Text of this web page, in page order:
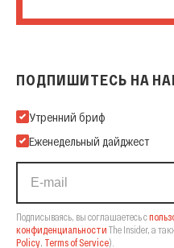
ПОДПИШИТЕСЬ НА
Подпишитесь на нашу Email-
Утренний бриф
Еженедельный дайджест
Подписываясь, вы соглашаетесь с
конфиденциальности The Insider, а
Policy Terms of Service).